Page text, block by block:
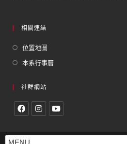
相關連結
位置地圖
本系行事曆
社群網站